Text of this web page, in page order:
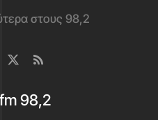
στους 98,2
98,2